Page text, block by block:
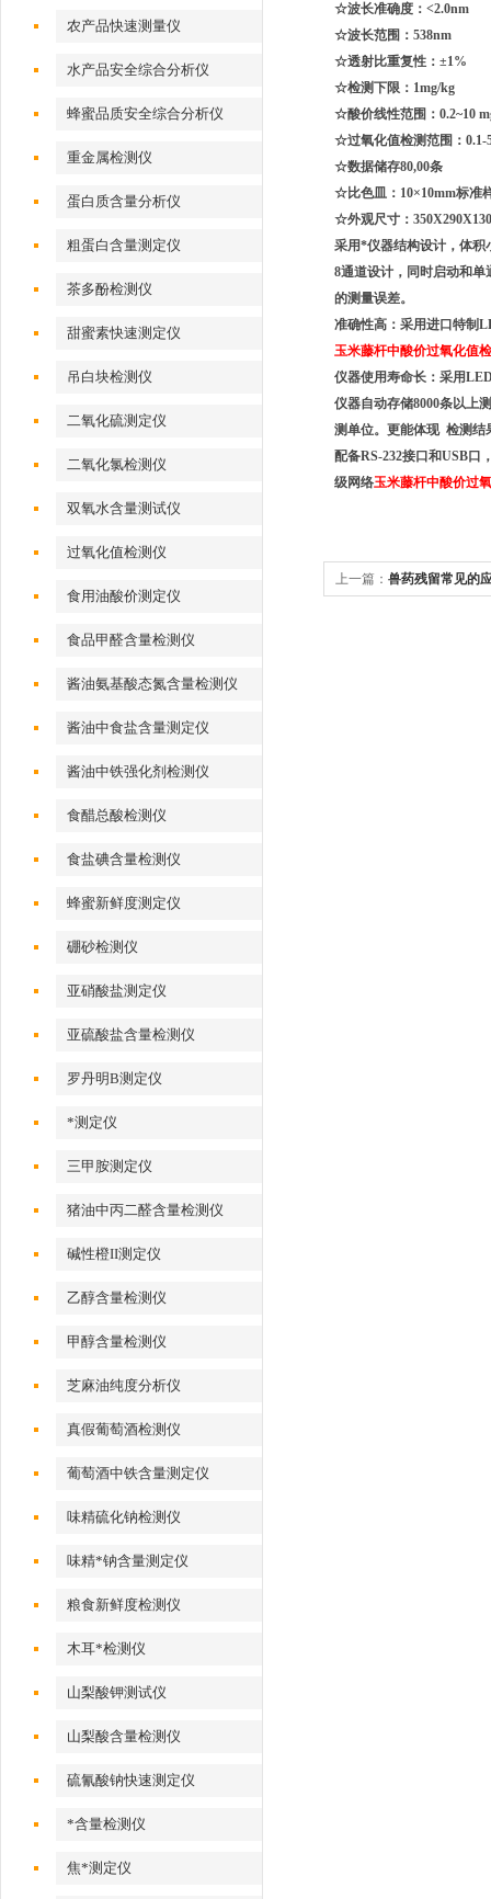
农产品快速测量仪
水产品安全综合分析仪
蜂蜜品质安全综合分析仪
重金属检测仪
蛋白质含量分析仪
粗蛋白含量测定仪
茶多酚检测仪
甜蜜素快速测定仪
吊白块检测仪
二氧化硫测定仪
二氧化氯检测仪
双氧水含量测试仪
过氧化值检测仪
食用油酸价测定仪
食品甲醛含量检测仪
酱油氨基酸态氮含量检测仪
酱油中食盐含量测定仪
酱油中铁强化剂检测仪
食醋总酸检测仪
食盐碘含量检测仪
蜂蜜新鲜度测定仪
硼砂检测仪
亚硝酸盐测定仪
亚硫酸盐含量检测仪
罗丹明B测定仪
*测定仪
三甲胺测定仪
猪油中丙二醛含量检测仪
碱性橙II测定仪
乙醇含量检测仪
甲醇含量检测仪
芝麻油纯度分析仪
真假葡萄酒检测仪
葡萄酒中铁含量测定仪
味精硫化钠检测仪
味精*钠含量测定仪
粮食新鲜度检测仪
木耳*检测仪
山梨酸钾测试仪
山梨酸含量检测仪
硫氰酸钠快速测定仪
*含量检测仪
焦*测定仪
☆波长准确度：<2.0nm
☆波长范围：538nm
☆透射比重复性：±1%
☆检测下限：1mg/kg
☆酸价线性范围：0.2~10
☆过氧化值检测范围：0.1-
☆数据储存80,00条
☆比色皿：10×10mm标准
☆外观尺寸：
采用*仪器结构设计，体积
8通道设计，同时启动和
的测量误差。
准确性高：采用进口特制
玉米藤杆中酸价过氧化值
仪器使用寿命长：采用
仪器自动存储8000条以上
测单位。更能体现 检测结
配备RS-232接口和USB口
级网络玉米藤杆中酸价过
上一篇： 兽药残留常见的